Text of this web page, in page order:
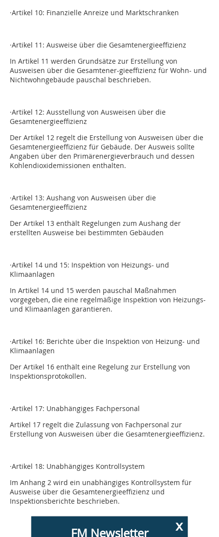
·Artikel 10: Finanzielle Anreize und Marktschranken
·Artikel 11: Ausweise über die Gesamtenergieeffizienz
In Artikel 11 werden Grundsätze zur Erstellung von
Ausweisen über die Gesamtener-gieeffizienz für Wohn- und
Nichtwohngebäude pauschal beschrieben.
·Artikel 12: Ausstellung von Ausweisen über die
Gesamtenergieeffizienz
Der Artikel 12 regelt die Erstellung von Ausweisen über die
Gesamtenergieeffizienz für Gebäude. Der Ausweis sollte
Angaben über den Primärenergieverbrauch und dessen
Kohlendioxidemissionen enthalten.
·Artikel 13: Aushang von Ausweisen über die
Gesamtenergieeffizienz
Der Artikel 13 enthält Regelungen zum Aushang der
erstellten Ausweise bei bestimmten Gebäuden
·Artikel 14 und 15: Inspektion von Heizungs- und
Klimaanlagen
In Artikel 14 und 15 werden pauschal Maßnahmen
vorgegeben, die eine regelmäßige Inspektion von Heizungs-
und Klimaanlagen garantieren.
·Artikel 16: Berichte über die Inspektion von Heizung- und
Klimaanlagen
Der Artikel 16 enthält eine Regelung zur Erstellung von
Inspektionsprotokollen.
·Artikel 17: Unabhängiges Fachpersonal
Artikel 17 regelt die Zulassung von Fachpersonal zur
Erstellung von Ausweisen über die Gesamtenergieeffizienz.
·Artikel 18: Unabhängiges Kontrollsystem
Im Anhang 2 wird ein unabhängiges Kontrollsystem für
Ausweise über die Gesamtenergieeffizienz und
Inspektionsberichte beschrieben.
x
FM Newsletter